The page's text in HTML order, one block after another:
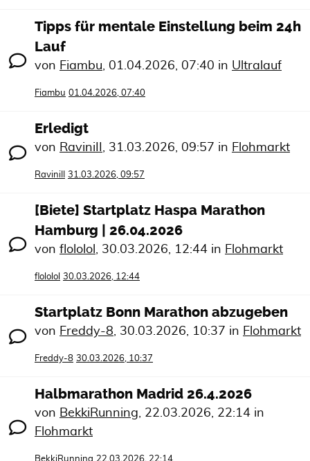
Tipps für mentale Einstellung beim 24h
Lauf
von Fiambu, 01.04.2026, 07:40 in Ultralauf
Fiambu 01.04.2026, 07:40
Erledigt
von RaviniII , 31.03.2026, 09:57 in Flohmarkt
RaviniII 31.03.2026, 09:57
[Biete] Startplatz Haspa Marathon
Hamburg | 26.04.2026
von flololol , 30.03.2026, 12:44 in Flohmarkt
flololol 30.03.2026, 12:44
Startplatz Bonn Marathon abzugeben
von Freddy-8, 30.03.2026, 10:37 in Flohmarkt
Freddy-8 30.03.2026, 10:37
Halbmarathon Madrid 26.4.2026
von BekkiRunning, 22.03.2026, 22:14 in
Flohmarkt